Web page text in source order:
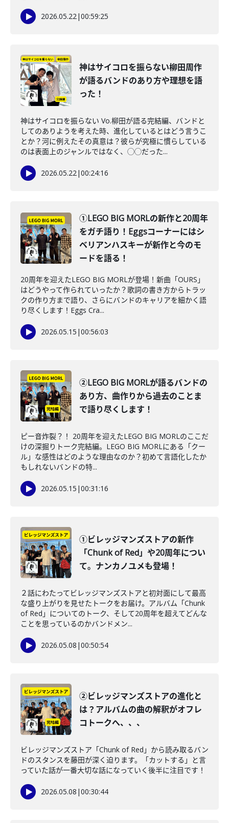
2026.05.22|00:59:25
神はサイコロを振らない柳田周作
が語るバンドのあり方や理想を語
った！
神はサイコロを振らない Vo.柳田が語る完結編、バンドと
してのありようを考えた時、進化しているとはどう言うこ
とか？河に例えたその真意は？彼らが究極に慣らしている
のは表面上のジャンルではなく、◯◯だった...
2026.05.22|00:24:16
①LEGO BIG MORLの新作と20周年
をガチ語り！Eggsコーナーにはシ
ベリアンハスキーが新作と今のモ
ードを語る！
20周年を迎えたLEGO BIG MORLが登場！新曲「OURS」
はどうやって作られていったか？歌詞の書き方からトラッ
クの作り方まで語り、さらにバンドのキャリアを細かく語
り尽くします！Eggs Cra...
2026.05.15 |00:56:03
②LEGO BIG MORLが語るバンドの
あり方、曲作りから過去のことま
で語り尽くします！
ピー音炸裂？！ 20周年を迎えたLEGO BIG MORLのここだ
けの深掘りトーク完結編。LEGO BIG MORLにある「クー
ル」な感性はどのような理由なのか？初めて言語化したか
もしれないバンドの特...
2026.05.15 |00:31:16
①ビレッジマンズストアの新作
「Chunk of Red」や20周年につい
て。ナンカノユメも登場！
２話にわたってビレッジマンズストアと初対面にして最高
な盛り上がりを見せたトークをお届け。アルバム「Chunk
of Red」についてのトーク、そして20周年を超えてどんな
ことを思っているのかバンドメン...
2026.05.08 |00:50:54
②ビレッジマンズストアの進化と
は？アルバムの曲の解釈がオフレ
コトークへ、、、
ビレッジマンズストア「Chunk of Red」から読み取るバン
ドのスタンスを藤田が深く迫ります。「カットする」と言
っていた話が一番大切な話になっていく後半に注目です！
2026.05.08 |00:30:44